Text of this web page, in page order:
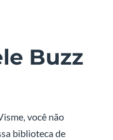
Buzz
você não
biblioteca de